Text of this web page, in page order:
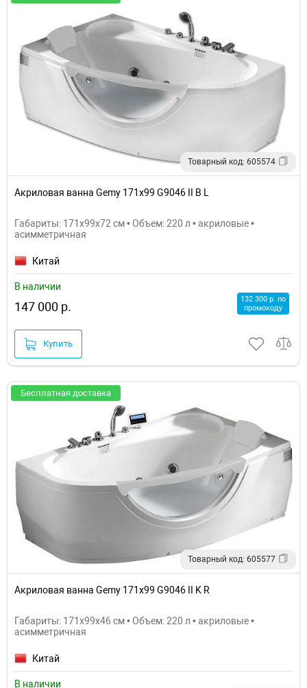
Товарный код: 605574
Акриловая ванна Gemy 171x99 G9046 II B L
Габариты: 171x99x72 см • Объем: 220 л • акриловые •
асимметричная
Китай
В наличии
147 000 р.
132 300 р. по
промокоду
Купить
Бесплатная доставка
Товарный код: 605577
Акриловая ванна Gemy 171x99 G9046 II K R
Габариты: 171x99x46 см • Объем: 220 л • акриловые •
асимметричная
Китай
В наличии